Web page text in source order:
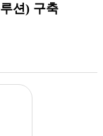
션) 구축